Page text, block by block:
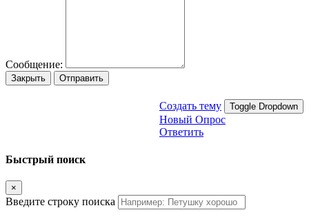
Сообщение:
Закрыть Отправить
Создать тему Toggle Dropdown
Новый Опрос
Ответить
Быстрый поиск
×
Введите строку поиска